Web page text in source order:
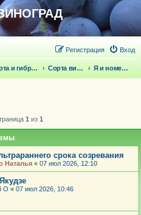
Вход
Регистрация
Сорта и гибридные формы винограда Сорта винограда Я и номерные
1 из 1
срока созревания
Наталья « 07 июл 2026, 12:10
О « 07 июл 2026, 10:46